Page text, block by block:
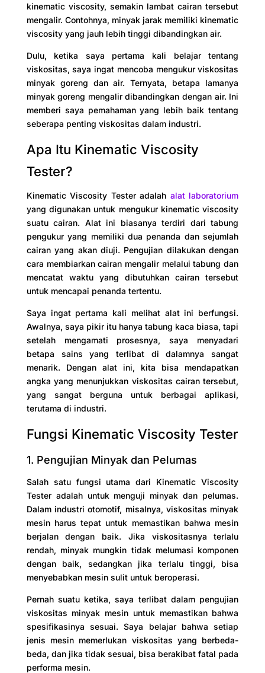
kinematic viscosity, semakin lambat cairan tersebut
mengalir. Contohnya, minyak jarak memiliki kinematic
viscosity yang jauh lebih tinggi dibandingkan air.
Dulu, ketika saya pertama kali belajar tentang
viskositas, saya ingat mencoba mengukur viskositas
minyak goreng dan air. Ternyata, betapa lamanya
minyak goreng mengalir dibandingkan dengan air. Ini
memberi saya pemahaman yang lebih baik tentang
seberapa penting viskositas dalam industri.
Apa Itu Kinematic Viscosity
Tester?
Kinematic Viscosity Tester adalah alat laboratorium
yang digunakan untuk mengukur kinematic viscosity
suatu cairan. Alat ini biasanya terdiri dari tabung
pengukur yang memiliki dua penanda dan sejumlah
cairan yang akan diuji. Pengujian dilakukan dengan
cara membiarkan cairan mengalir melalui tabung dan
mencatat waktu yang dibutuhkan cairan tersebut
untuk mencapai penanda tertentu.
Saya ingat pertama kali melihat alat ini berfungsi.
Awalnya, saya pikir itu hanya tabung kaca biasa, tapi
setelah mengamati prosesnya, saya menyadari
betapa sains yang terlibat di dalamnya sangat
menarik. Dengan alat ini, kita bisa mendapatkan
angka yang menunjukkan viskositas cairan tersebut,
yang sangat berguna untuk berbagai aplikasi,
terutama di industri.
Fungsi Kinematic Viscosity Tester
1. Pengujian Minyak dan Pelumas
Salah satu fungsi utama dari Kinematic Viscosity
Tester adalah untuk menguji minyak dan pelumas.
Dalam industri otomotif, misalnya, viskositas minyak
mesin harus tepat untuk memastikan bahwa mesin
berjalan dengan baik. Jika viskositasnya terlalu
rendah, minyak mungkin tidak melumasi komponen
dengan baik, sedangkan jika terlalu tinggi, bisa
menyebabkan mesin sulit untuk beroperasi.
Pernah suatu ketika, saya terlibat dalam pengujian
viskositas minyak mesin untuk memastikan bahwa
spesifikasinya sesuai. Saya belajar bahwa setiap
jenis mesin memerlukan viskositas yang berbeda-
beda, dan jika tidak sesuai, bisa berakibat fatal pada
performa mesin.